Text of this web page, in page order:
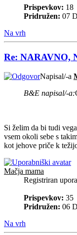
Prispevkov: 18
Pridružen: 07
Na vrh
Re: NARAVNO,
Napisal/-a
B&E napisal/-a:
Si želim da bi tudi
vsem okoli sebe s
kot jehove priče k
Mačja mama
Registriran
Prispevkov: 35
Pridružen: 06
Na vrh